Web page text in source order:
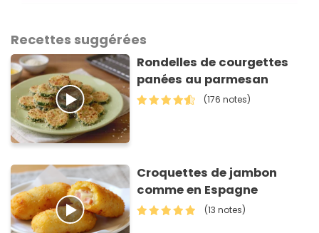
Recettes suggérées
Rondelles de courgettes
panées au parmesan
(176 notes)
Croquettes de jambon
comme en Espagne
(13 notes)